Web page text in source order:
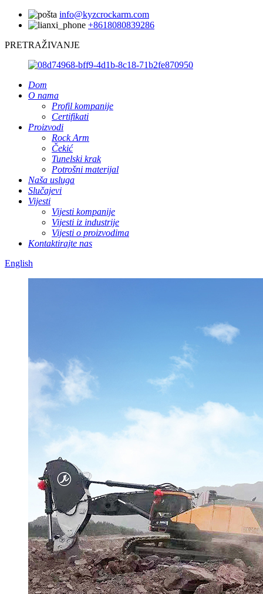
info@kyzcrockarm.com
+8618080839286
PRETRAŽIVANJE
Dom
O nama
Profil kompanije
Certifikati
Proizvodi
Rock Arm
Čekić
Tunelski krak
Potrošni materijal
Naša usluga
Slučajevi
Vijesti
Vijesti kompanije
Vijesti iz industrije
Vijesti o proizvodima
Kontaktirajte nas
English